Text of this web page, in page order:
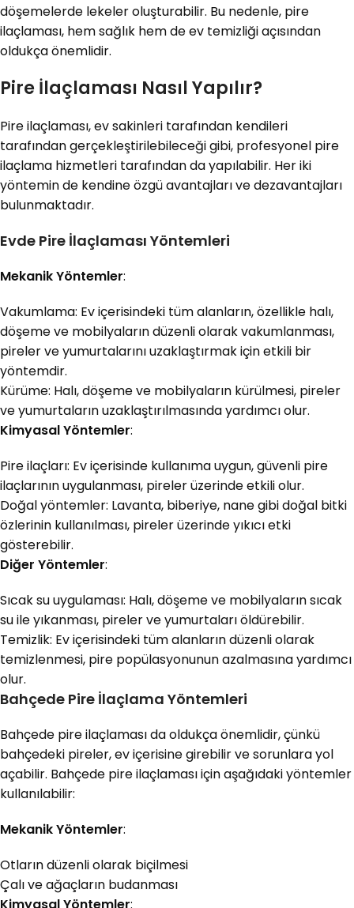
döşemelerde lekeler oluşturabilir. Bu nedenle, pire
ilaçlaması, hem sağlık hem de ev temizliği açısından
oldukça önemlidir.
Pire İlaçlaması Nasıl Yapılır?
Pire ilaçlaması, ev sakinleri tarafından kendileri
tarafından gerçekleştirilebileceği gibi, profesyonel pire
ilaçlama hizmetleri tarafından da yapılabilir. Her iki
yöntemin de kendine özgü avantajları ve dezavantajları
bulunmaktadır.
Evde Pire İlaçlaması Yöntemleri
Mekanik Yöntemler:
Vakumlama: Ev içerisindeki tüm alanların, özellikle halı,
döşeme ve mobilyaların düzenli olarak vakumlanması,
pireler ve yumurtalarını uzaklaştırmak için etkili bir
yöntemdir.
Kürüme: Halı, döşeme ve mobilyaların kürülmesi, pireler
ve yumurtaların uzaklaştırılmasında yardımcı olur.
Kimyasal Yöntemler:
Pire ilaçları: Ev içerisinde kullanıma uygun, güvenli pire
ilaçlarının uygulanması, pireler üzerinde etkili olur.
Doğal yöntemler: Lavanta, biberiye, nane gibi doğal bitki
özlerinin kullanılması, pireler üzerinde yıkıcı etki
gösterebilir.
Diğer Yöntemler:
Sıcak su uygulaması: Halı, döşeme ve mobilyaların sıcak
su ile yıkanması, pireler ve yumurtaları öldürebilir.
Temizlik: Ev içerisindeki tüm alanların düzenli olarak
temizlenmesi, pire popülasyonunun azalmasına yardımcı
olur.
Bahçede Pire İlaçlama Yöntemleri
Bahçede pire ilaçlaması da oldukça önemlidir, çünkü
bahçedeki pireler, ev içerisine girebilir ve sorunlara yol
açabilir. Bahçede pire ilaçlaması için aşağıdaki yöntemler
kullanılabilir:
Mekanik Yöntemler:
Otların düzenli olarak biçilmesi
Çalı ve ağaçların budanması
Kimyasal Yöntemler: